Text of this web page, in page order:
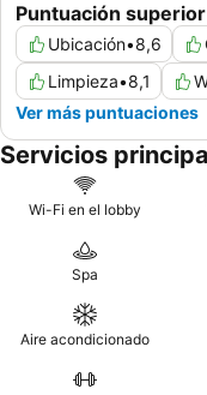
Puntuación
Ubicación•8,6
Limpieza•8,1
Ver más puntuaciones
Servicios
Wi-Fi en el lobby
Spa
Aire acondicionado